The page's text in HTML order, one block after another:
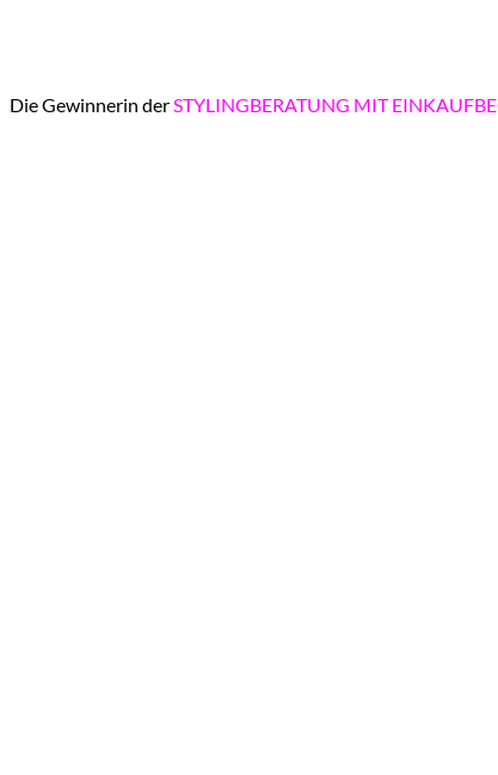
Die Gewinnerin derSTYLINGBERATUNG MIT